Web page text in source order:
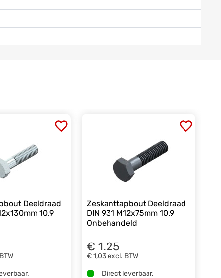
Deeldraad
10.9
Zeskanttapbout Deeldraad
DIN 931 M12x75mm 10.9
Onbehandeld
€ 1.25
€ 1,03excl. BTW
Direct leverbaar.